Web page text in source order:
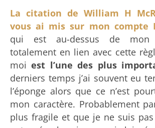
La citation de William H
vous ai mis sur mon compte
qui est au-dessus de mon
totalement en lien avec cette
moiest l’une des plus
derniers temps j’ai souvent eu
l’éponge alors que ce n’est
mon caractère. Probablement
plus fragile et que je ne suis